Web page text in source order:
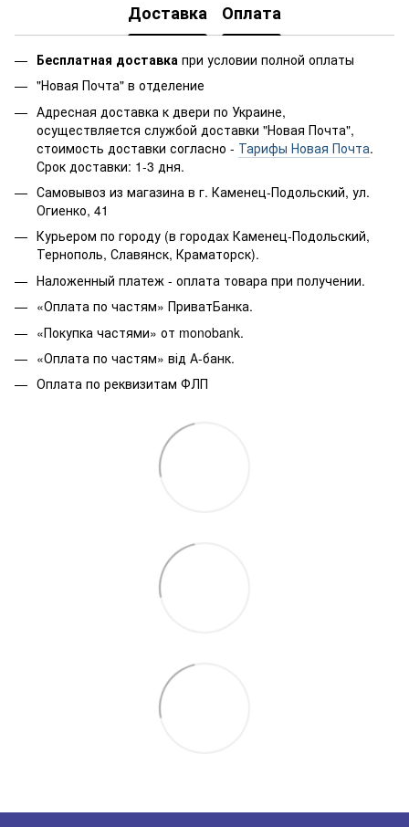
Доставка Оплата
Бесплатная доставка при условии полной оплаты
"Новая Почта" в отделение
Адресная доставка к двери по Украине,
осуществляется службой доставки "Новая Почта",
стоимость доставки согласно - Тарифы Новая Почта.
Срок доставки: 1-3 дня.
Самовывоз из магазина в г. Каменец-Подольский, ул.
Огиенко, 41
Курьером по городу (в городах Каменец-Подольский,
Тернополь, Славянск, Краматорск).
Наложенный платеж - оплата товара при получении.
«Оплата по частям» ПриватБанка.
«Покупка частями» от monobank.
«Оплата по частям» від А-банк.
Оплата по реквизитам ФЛП